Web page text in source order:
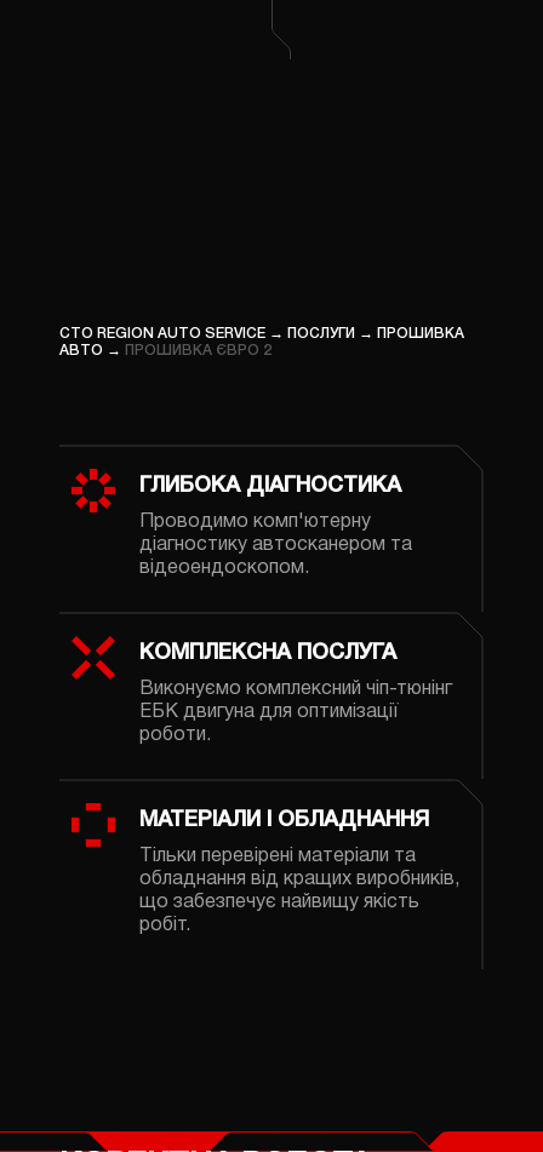
СТО REGION AUTO SERVICE → ПОСЛУГИ →
ПРОШИВКА
АВТО → ПРОШИВКА ЄВРО 2
ГЛИБОКА ДІАГНОСТИКА
Проводимо комп'ютерну
діагностику автосканером та
відеоендоскопом.
КОМПЛЕКСНА ПОСЛУГА
Виконуємо комплексний чіп-тюнінг
ЕБК двигуна для оптимізації
роботи.
МАТЕРІАЛИ І ОБЛАДНАННЯ
Тільки перевірені матеріали та
обладнання від кращих виробників,
що забезпечує найвищу якість
робіт.